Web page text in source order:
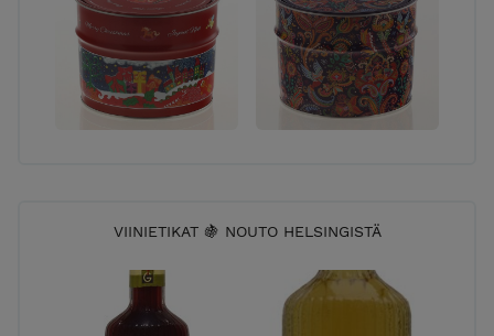
VIINIETIKAT 🍇 NOUTO HELSINGISTÄ